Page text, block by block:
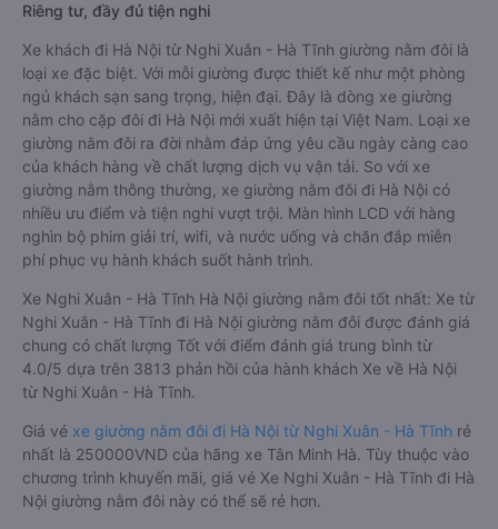
Riêng tư, đầy đủ tiện nghi
Xe khách đi Hà Nội từ Nghi Xuân - Hà Tĩnh giường nằm đôi là
loại xe đặc biệt. Với mỗi giường được thiết kế như một phòng
ngủ khách sạn sang trọng, hiện đại. Đây là dòng xe giường
nằm cho cặp đôi đi Hà Nội mới xuất hiện tại Việt Nam. Loại xe
giường nằm đôi ra đời nhằm đáp ứng yêu cầu ngày càng cao
của khách hàng về chất lượng dịch vụ vận tải. So với xe
giường nằm thông thường, xe giường nằm đôi đi Hà Nội có
nhiều ưu điểm và tiện nghi vượt trội. Màn hình LCD với hàng
nghìn bộ phim giải trí, wifi, và nước uống và chăn đắp miễn
phí phục vụ hành khách suốt hành trình.
Xe Nghi Xuân - Hà Tĩnh Hà Nội giường nằm đôi tốt nhất: Xe từ
Nghi Xuân - Hà Tĩnh đi Hà Nội giường nằm đôi được đánh giá
chung có chất lượng Tốt với điểm đánh giá trung bình từ
4.0/5 dựa trên 3813 phản hồi của hành khách Xe về Hà Nội
từ Nghi Xuân - Hà Tĩnh.
Giá vé xe giường nằm đôi đi Hà Nội từ Nghi Xuân - Hà Tĩnh rẻ
nhất là 250000VND của hãng xe Tân Minh Hà. Tùy thuộc vào
chương trình khuyến mãi, giá vé Xe Nghi Xuân - Hà Tĩnh đi Hà
Nội giường nằm đôi này có thể sẽ rẻ hơn.